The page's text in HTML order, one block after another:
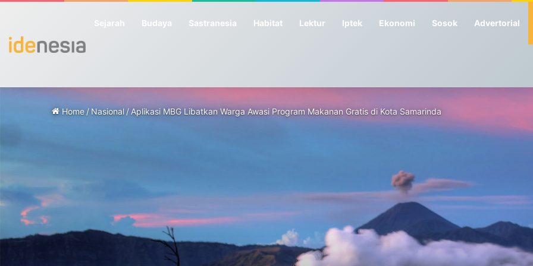
Sejarah Budaya Sastranesia Habitat Lektur Iptek Ekonomi Sosok Advertorial
Home /Nasional /Aplikasi MBG Libatkan Warga Awasi Program Makanan Gratis di Kota Samarinda